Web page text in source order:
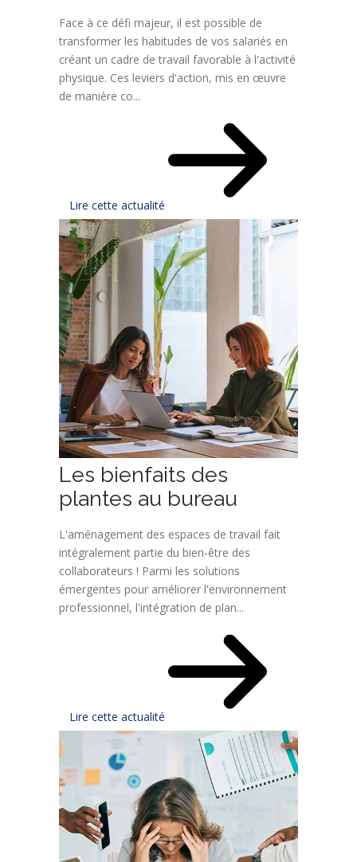
Face à ce défi majeur, il est possible de
transformer les habitudes de vos salariés en
créant un cadre de travail favorable à l'activité
physique. Ces leviers d'action, mis en œuvre
de manière co...
Lire cette actualité
Les bienfaits des
plantes au bureau
L'aménagement des espaces de travail fait
intégralement partie du bien-être des
collaborateurs ! Parmi les solutions
émergentes pour améliorer l'environnement
professionnel, l'intégration de plan...
Lire cette actualité